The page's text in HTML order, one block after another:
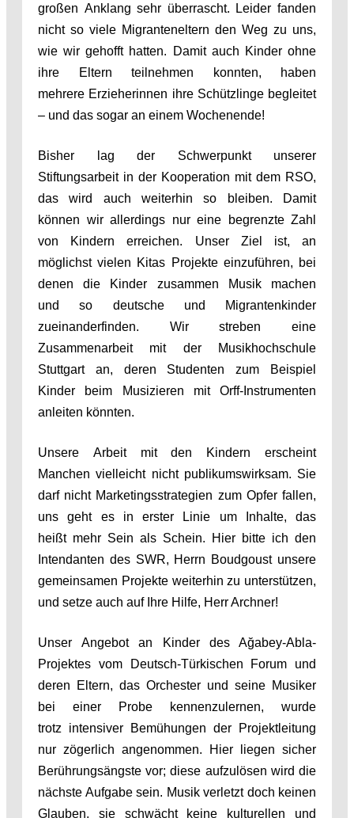
großen Anklang sehr überrascht. Leider fanden
nicht so viele Migranteneltern den Weg zu uns,
wie wir gehofft hatten. Damit auch Kinder ohne
ihre Eltern teilnehmen konnten, haben
mehrere Erzieherinnen ihre Schützlinge begleitet
– und das sogar an einem Wochenende!
Bisher lag der Schwerpunkt unserer
Stiftungsarbeit in der Kooperation mit dem RSO,
das wird auch weiterhin so bleiben. Damit
können wir allerdings nur eine begrenzte Zahl
von Kindern erreichen. Unser Ziel ist, an
möglichst vielen Kitas Projekte einzuführen, bei
denen die Kinder zusammen Musik machen
und so deutsche und Migrantenkinder
zueinanderfinden. Wir streben eine
Zusammenarbeit mit der Musikhochschule
Stuttgart an, deren Studenten zum Beispiel
Kinder beim Musizieren mit Orff-Instrumenten
anleiten könnten.
Unsere Arbeit mit den Kindern erscheint
Manchen vielleicht nicht publikumswirksam. Sie
darf nicht Marketingsstrategien zum Opfer fallen,
uns geht es in erster Linie um Inhalte, das
heißt mehr Sein als Schein. Hier bitte ich den
Intendanten des SWR, Herrn Boudgoust unsere
gemeinsamen Projekte weiterhin zu unterstützen,
und setze auch auf Ihre Hilfe, Herr Archner!
Unser Angebot an Kinder des Ağabey-Abla-
Projektes vom Deutsch-Türkischen Forum und
deren Eltern, das Orchester und seine Musiker
bei einer Probe kennenzulernen, wurde
trotz intensiver Bemühungen der Projektleitung
nur zögerlich angenommen. Hier liegen sicher
Berührungsängste vor; diese aufzulösen wird die
nächste Aufgabe sein. Musik verletzt doch keinen
Glauben, sie schwächt keine kulturellen und